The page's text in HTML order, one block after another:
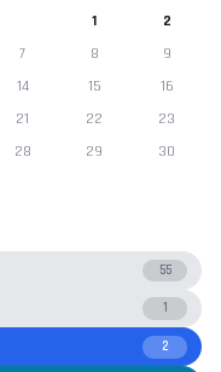
1
2
7 8
9
14 15
16
21 22
23
28 29
30
55
1
2